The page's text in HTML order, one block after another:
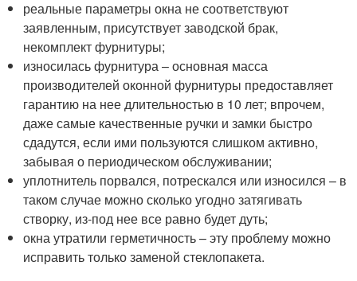
реальные параметры окна не соответствуют
заявленным, присутствует заводской брак,
некомплект фурнитуры;
износилась фурнитура – основная масса
производителей оконной фурнитуры предоставляет
гарантию на нее длительностью в 10 лет; впрочем,
даже самые качественные ручки и замки быстро
сдадутся, если ими пользуются слишком активно,
забывая о периодическом обслуживании;
уплотнитель порвался, потрескался или износился – в
таком случае можно сколько угодно затягивать
створку, из-под нее все равно будет дуть;
окна утратили герметичность – эту проблему можно
исправить только заменой стеклопакета.